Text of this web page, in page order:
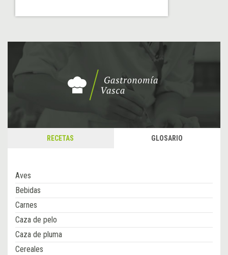
RECETAS GLOSARIO
Aves
Bebidas
Carnes
Caza de pelo
Caza de pluma
Cereales